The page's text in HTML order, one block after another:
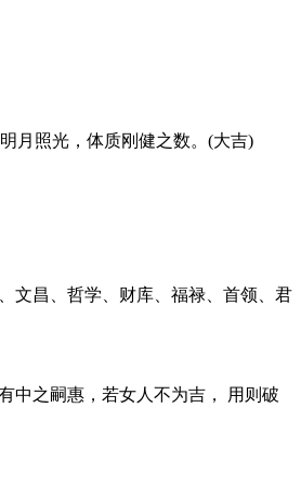
月照光，体质刚健之数。(大吉)
昌、哲学、财库、福禄、首领、君
之嗣惠，若女人不为吉， 用则破